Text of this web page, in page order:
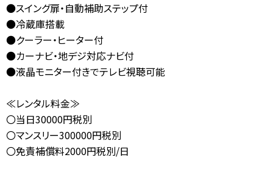
●スイング扉・自動補助ステップ付
●冷蔵庫搭載
●クーラー・ヒーター付
●カーナビ・地デジ対応ナビ付
●液晶モニター付きでテレビ視聴可能
≪レンタル料金≫
〇当日30000円税別
〇マンスリー300000円税別
〇免責補償料2000円税別/日